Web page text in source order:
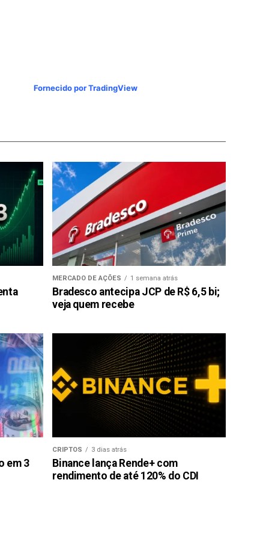
Fornecido por TradingView
MERCADO DE AÇÕES 1 semana atrás
Bradesco antecipa JCP de R$ 6,5 bi;
veja quem recebe
em 3
CRIPTOS 3 dias atrás
Binance lança Rende+ com
rendimento de até 120% do CDI